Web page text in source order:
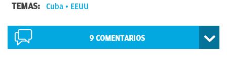
TEMAS: Cuba EEUU
9 COMENTARIOS